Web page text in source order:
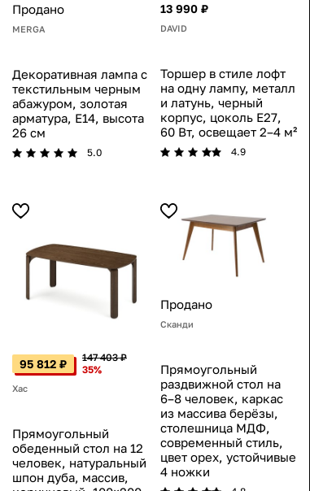
Продано
MERGA
Декоративная лампа с
текстильным черным
абажуром, золотая
арматура, E14, высота
26 см
5.0
13 990 ₽
DAVID
Торшер в стиле лофт
на одну лампу, металл
и латунь, черный
корпус, цоколь E27,
60 Вт, освещает 2–4 м²
4.9
95 812 ₽
147 403 ₽
35%
Хас
Прямоугольный
обеденный стол на 12
человек, натуральный
шпон дуба, массив,
Продано
Сканди
Прямоугольный
раздвижной стол на
6–8 человек, каркас
из массива берёзы,
столешница МДФ,
современный стиль,
цвет орех, устойчивые
4 ножки